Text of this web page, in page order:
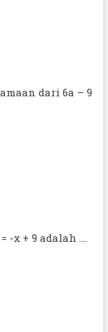
dari 6a – 9
-x + 9 adalah ....